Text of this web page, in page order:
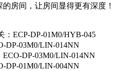
房间，让房间显得更有深度！
：ECP-DP-01M0/HYB-045
LIN-014NN
03M0/LIN-014NN
LIN-004NN